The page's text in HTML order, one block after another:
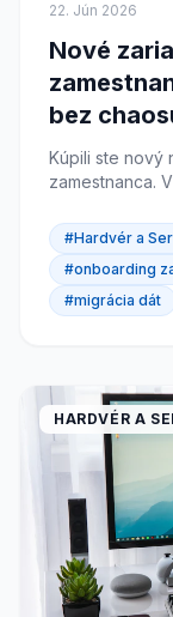
22. Jún 2026
Nové
bez
Kúpili ste nový
zamestnanca.
heslá,
návod, ako na
#Hardvér a
#onboarding
#migrácia dát
HARDVÉR A